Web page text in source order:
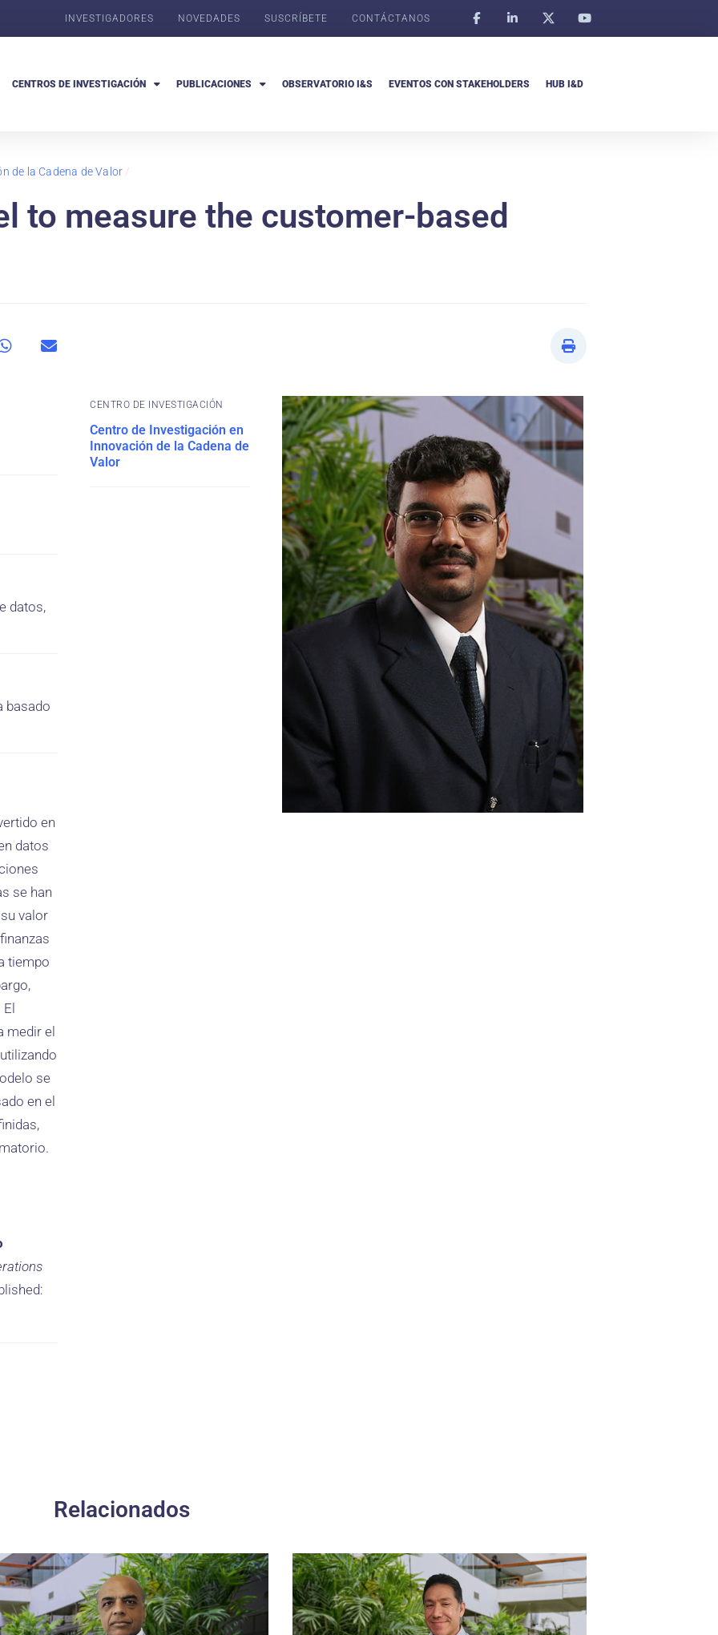
INVESTIGADORES NOVEDADES SUSCRÍBETE CONTÁCTANOS
CENTROS DE INVESTIGACIÓN PUBLICACIONES OBSERVATORIO I&S EVENTOS CON STAKEHOLDERS HUB I&D
de la Cadena de Valor /
to measure the customer-based
datos,
basado
en
datos
se han
valor
tiempo
medir el
se
en el
CENTRO DE INVESTIGACIÓN
Centro de Investigación en
Innovación de la Cadena de
Valor
Relacionados